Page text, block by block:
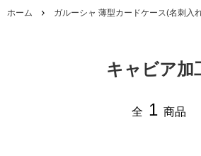
ホーム ガルーシャ 薄型カードケース(名刺入
キャビア加
全 1 商品
ゴールド・シルバー系
国旗